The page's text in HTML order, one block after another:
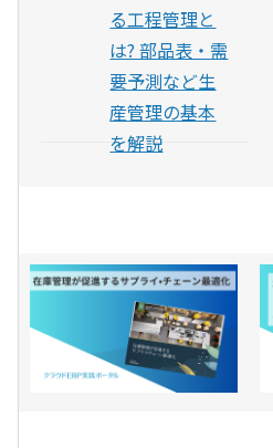
る工程管理と
は? 部品表・需
要予測など生
産管理の基本
を解説